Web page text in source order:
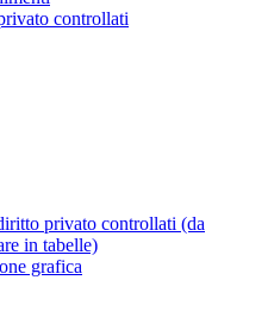
controllati
privato controllati (da
in tabelle)
grafica